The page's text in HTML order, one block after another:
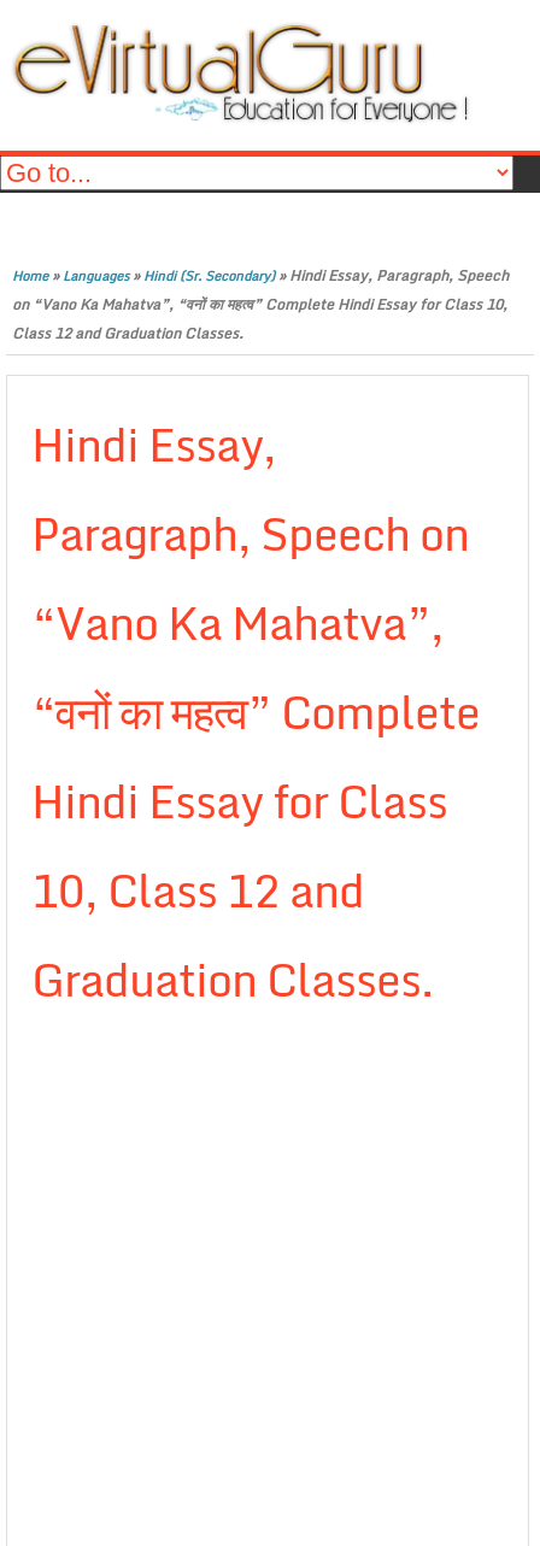
Home»Languages»Hindi (Sr. Secondary)»Hindi Essay, Paragraph, Speech
on “Vano Ka Mahatva”, “वनों का महत्व” Complete Hindi Essay for Class 10,
Class 12 and Graduation Classes.
Hindi Essay,
Paragraph, Speech on
“Vano Ka Mahatva”,
“वनों का महत्व” Complete
Hindi Essay for Class
10, Class 12 and
Graduation Classes.